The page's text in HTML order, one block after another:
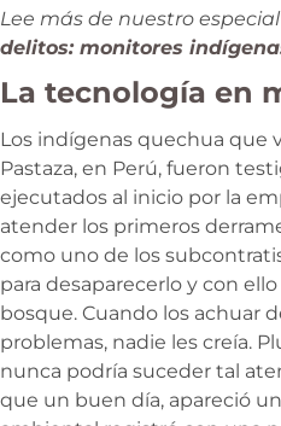
Lee más de nuestro
delitos: monitores
La tecnología en
Los indígenas quechua que
Pastaza, en Perú, fueron
ejecutados al inicio por la
atender los primeros
como uno de los
para desaparecerlo y con
bosque. Cuando los achuar
problemas, nadie les creía.
nunca podría suceder tal
que un buen día, apareció